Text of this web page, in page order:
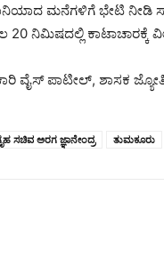
ಮನೆಗಳಿಗೆ ಭೇಟಿ ನೀಡಿ
ನಿಮಿಷದಲ್ಲಿ‌ ಕಾಟಾಚಾರಕ್ಕೆ
ವೈಸ್ ಪಾಟೀಲ್, ಶಾಸಕ
ಸಚಿವ ಅರಗ ಜ್ಞಾನೇಂದ್ರ ತುಮಕೂರು